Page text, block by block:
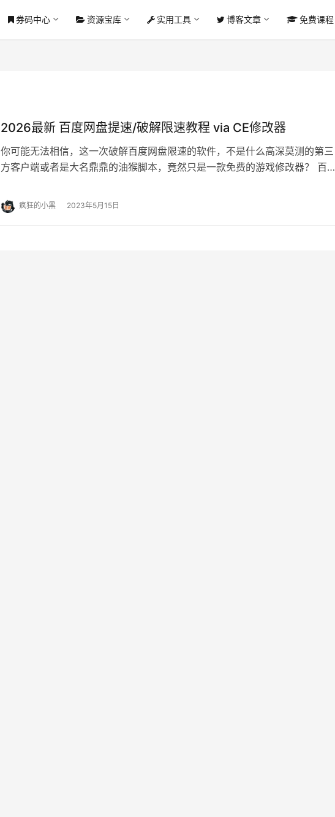
券码中心 资源宝库 实用工具 博客文章 免费课程
2026最新 百度网盘提速/破解限速教程 via CE修改器
你可能无法相信，这一次破解百度网盘限速的软件，不是什么高深莫测的第三
方客户端或者是大名鼎鼎的油猴脚本，竟然只是一款免费的游戏修改器？ 百度
疯狂的小黑 2023年5月15日